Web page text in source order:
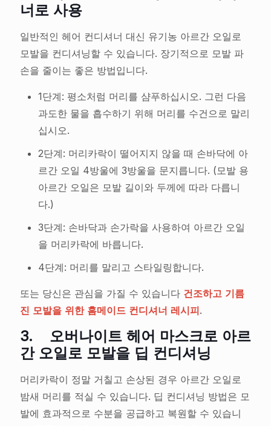
너로 사용
일반적인 헤어 컨디셔너 대신 유기농 아르간 오일로
모발을 컨디셔닝할 수 있습니다. 장기적으로 모발 파
손을 줄이는 좋은 방법입니다.
1단계: 평소처럼 머리를 샴푸하십시오. 그런 다음
과도한 물을 흡수하기 위해 머리를 수건으로 말리
십시오.
2단계: 머리카락이 떨어지지 않을 때 손바닥에 아
르간 오일 4방울에 3방울을 문지릅니다. (모발 용
아르간 오일은 모발 길이와 두께에 따라 다릅니
다.)
3단계: 손바닥과 손가락을 사용하여 아르간 오일
을 머리카락에 바릅니다.
4단계: 머리를 말리고 스타일링합니다.
또는 당신은 관심을 가질 수 있습니다 건조하고 기름
진 모발을 위한 홈메이드 컨디셔너 레시피.
3. 오버나이트 헤어 마스크로 아르
간 오일로 모발을 딥 컨디셔닝
머리카락이 정말 거칠고 손상된 경우 아르간 오일로
밤새 머리를 적실 수 있습니다. 딥 컨디셔닝 방법은 모
발에 효과적으로 수분을 공급하고 복원할 수 있습니